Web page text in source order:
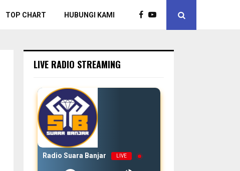
TOP CHART HUBUNGI KAMI
LIVE RADIO STREAMING
Radio Suara Banjar LIVE